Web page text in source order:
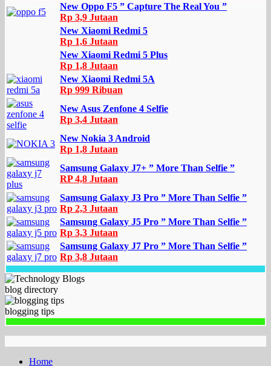
New Oppo F5 ” Capture The Real You ”
Rp 3,9 Jutaan
New Xiaomi Redmi 5
Rp 1,6 Jutaan
New Xiaomi Redmi 5 Plus
Rp 1,8 Jutaan
New Xiaomi Redmi 5A
Rp 999 Ribuan
New Asus Zenfone 4 Selfie
Rp 3,4 Jutaan
New Nokia 3 Android
Rp 1,8 Jutaan
Samsung Galaxy J7+ ” More Than Selfie ”
RP 4,8 Jutaan
Samsung Galaxy J3 Pro ” More Than Selfie ”
Rp 2,3 Jutaan
Samsung Galaxy J5 Pro ” More Than Selfie ”
Rp 3,3 Jutaan
Samsung Galaxy J7 Pro ” More Than Selfie ”
Rp 3,8 Jutaan
blog directory
blogging tips
Home